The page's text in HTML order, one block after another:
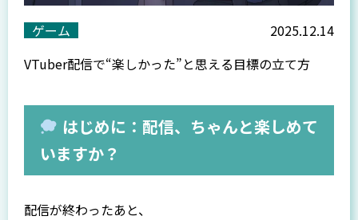
ゲーム
2025.12.14
VTuber配信で“楽しかった”と思える目標の立て方
はじめに：配信、ちゃんと楽しめて
いますか？
配信が終わったあと、